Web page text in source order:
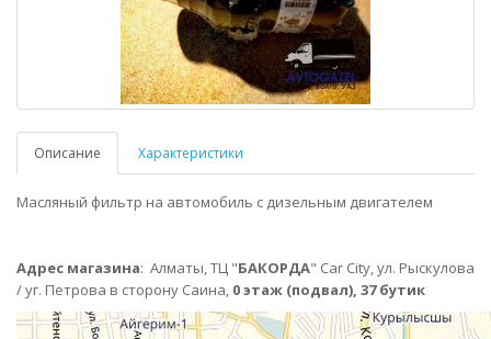
Описание Характеристики
Масляный фильтр на автомобиль с дизельным двигателем
Адрес магазина: Алматы,ТЦ "БАКОРДА" Car City, ул. Рыскулова
/ уг. Петрова в сторону Саина, 0 этаж (подвал), 37 бутик